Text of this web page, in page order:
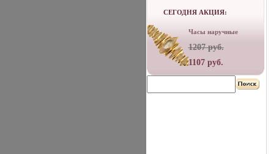
СЕГОДНЯ АКЦИЯ:
Часы наручные
1207 руб.
1107 руб.